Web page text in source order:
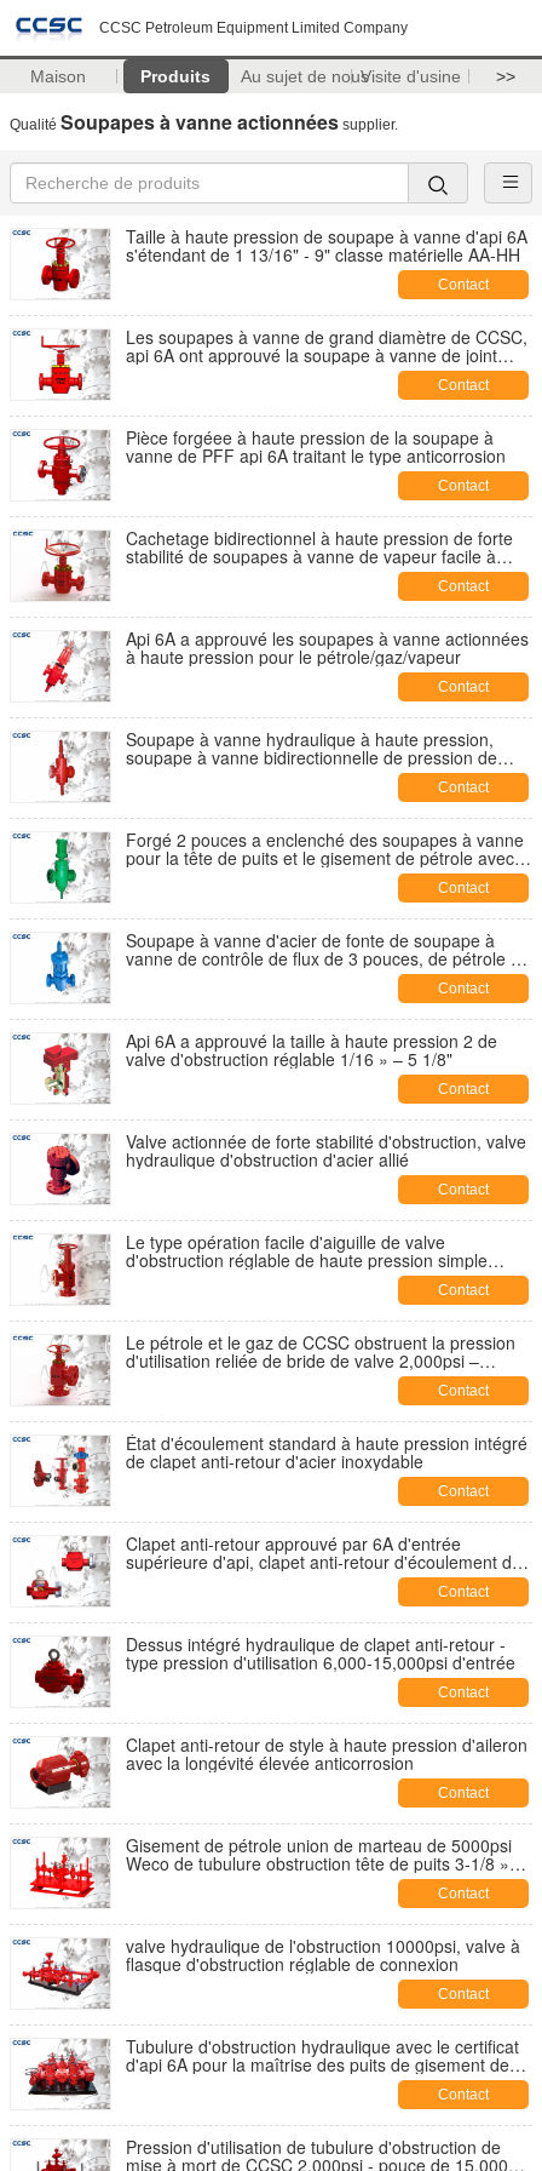
CCSC Petroleum Equipment Limited Company
Maison Produits Au sujet de nousVisite d'usine >>
Qualité Soupapes à vanne actionnées supplier.
Taille à haute pression de soupape à vanne d'api 6A
s'étendant de 1 13/16" - 9" classe matérielle AA-HH
Contact
Les soupapes à vanne de grand diamètre de CCSC,
api 6A ont approuvé la soupape à vanne de joint
Contact
Pièce forgéee à haute pression de la soupape à
vanne de PFF api 6A traitant le type anticorrosion
Contact
Cachetage bidirectionnel à haute pression de forte
stabilité de soupapes à vanne de vapeur facile à
Contact
Api 6A a approuvé les soupapes à vanne actionnées
à haute pression pour le pétrole/gaz/vapeur
Contact
Soupape à vanne hydraulique à haute pression,
soupape à vanne bidirectionnelle de pression de
Contact
Forgé 2 pouces a enclenché des soupapes à vanne
pour la tête de puits et le gisement de pétrole avec le
Contact
Soupape à vanne d'acier de fonte de soupape à
vanne de contrôle de flux de 3 pouces, de pétrole et
Contact
Api 6A a approuvé la taille à haute pression 2 de
valve d'obstruction réglable 1/16 » – 5 1/8"
Contact
Valve actionnée de forte stabilité d'obstruction, valve
hydraulique d'obstruction d'acier allié
Contact
Le type opération facile d'aiguille de valve
d'obstruction réglable de haute pression simple
Contact
Le pétrole et le gaz de CCSC obstruent la pression
d'utilisation reliée de bride de valve 2,000psi –
Contact
État d'écoulement standard à haute pression intégré
de clapet anti-retour d'acier inoxydable
Contact
Clapet anti-retour approuvé par 6A d'entrée
supérieure d'api, clapet anti-retour d'écoulement de
Contact
Dessus intégré hydraulique de clapet anti-retour -
type pression d'utilisation 6,000-15,000psi d'entrée
Contact
Clapet anti-retour de style à haute pression d'aileron
avec la longévité élevée anticorrosion
Contact
Gisement de pétrole union de marteau de 5000psi
Weco de tubulure obstruction tête de puits 3-1/8 »
Contact
valve hydraulique de l'obstruction 10000psi, valve à
flasque d'obstruction réglable de connexion
Contact
Tubulure d'obstruction hydraulique avec le certificat
d'api 6A pour la maîtrise des puits de gisement de
Contact
Pression d'utilisation de tubulure d'obstruction de
mise à mort de CCSC 2,000psi - pouce de 15,000psi